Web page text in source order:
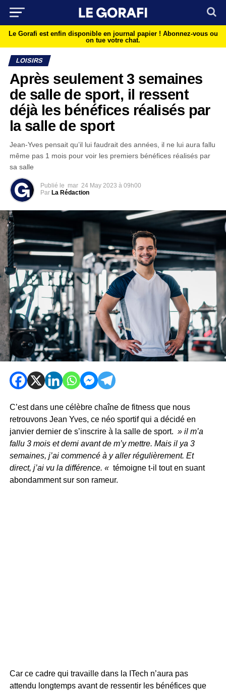
Le Gorafi est enfin disponible en journal papier ! Abonnez-vous ou
on tue votre chat.
LOISIRS
Après seulement 3 semaines
de salle de sport, il ressent
déjà les bénéfices réalisés par
la salle de sport
Jean-Yves pensait qu’il lui faudrait des années, il ne lui aura fallu
même pas 1 mois pour voir les premiers bénéfices réalisés par
sa salle
Publié le mar 24 May 2023 à 09h00
Par La Rédaction
C’est dans une célèbre chaîne de fitness que nous
retrouvons Jean Yves, ce néo sportif qui a décidé en
janvier dernier de s’inscrire à la salle de sport. » il m’a
fallu 3 mois et demi avant de m’y mettre. Mais il ya 3
semaines, j’ai commencé à y aller régulièrement. Et
direct, j’ai vu la différence. « témoigne t-il tout en suant
abondamment sur son rameur.
Car ce cadre qui travaille dans la ITech n’aura pas
attendu longtemps avant de ressentir les bénéfices que